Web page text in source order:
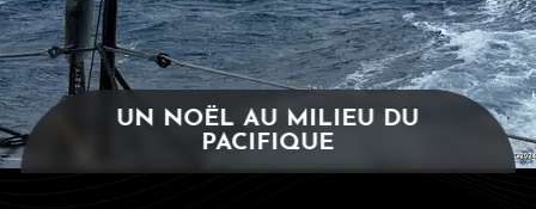
UN NOËL AU MILIEU DU
PACIFIQUE